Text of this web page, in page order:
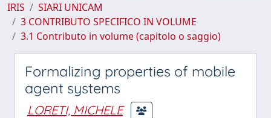
IRIS
SIARI UNICAM
3 CONTRIBUTO SPECIFICO IN VOLUME
3.1 Contributo in volume (capitolo o saggio)
Formalizing properties of mobile
agent systems
LORETI, MICHELE